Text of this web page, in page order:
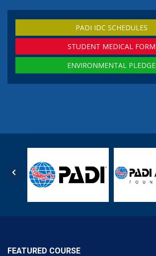
PADI IDC SCHEDULES
STUDENT MEDICAL FORM
ENVIRONMENTAL PLEDGE
FEATURED COURSE